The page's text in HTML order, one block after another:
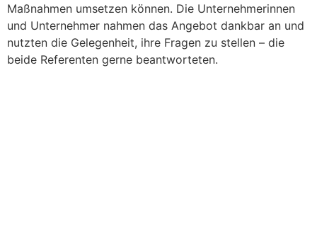
Maßnahmen umsetzen können. Die Unternehmerinnen
und Unternehmer nahmen das Angebot dankbar an und
nutzten die Gelegenheit, ihre Fragen zu stellen – die
beide Referenten gerne beantworteten.